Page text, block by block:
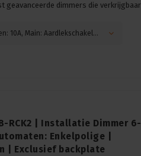
geavanceerde dimmers die verkrijgbaar
Automaten: Enkelpolige, Vermogen: 10A, Main: Aardlekschakelaar
RCK2 | Installatie Dimmer 6-
Enkelpolige |
| Exclusief backplate